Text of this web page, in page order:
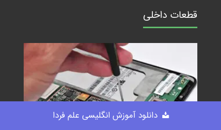
قطعات داخلی
دانلود آموزش انگلیسی علم فردا